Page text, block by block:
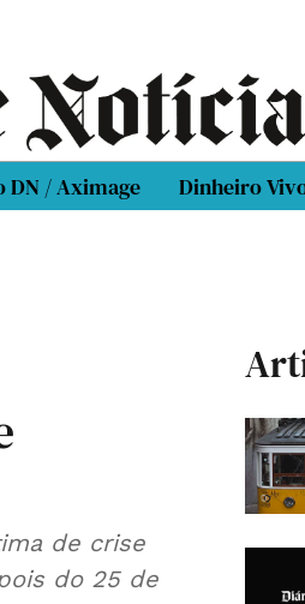
DN / Aximage Dinheiro
de crise
do 25 de